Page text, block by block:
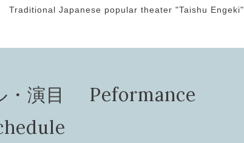
Traditional Japanese popular theater "Taishu Engeki"
・演目 Peformance